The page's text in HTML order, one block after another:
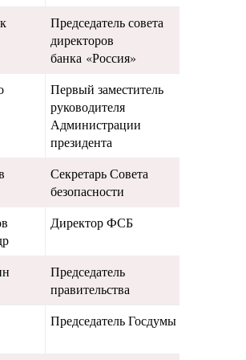
Председатель совета
директоров
банка «Россия»
Первый заместитель
руководителя
Администрации
президента
Секретарь Совета
безопасности
Директор ФСБ
Председатель
правительства
Председатель Госдумы